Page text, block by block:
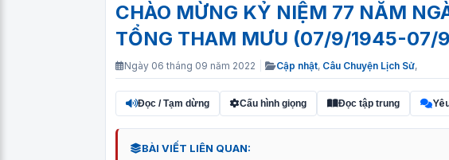
CHÀO MỪNG KỶ NIỆM 77 NĂM
TỔNG THAM MƯU (07/9/1945-07/
Ngày 06 tháng 09 năm 2022 Cập nhật, Câu Chuyện Lịch Sử,
Đọc / Tạm dừng Cấu hình giọng Đọc tập trung
BÀI VIẾT LIÊN QUAN: